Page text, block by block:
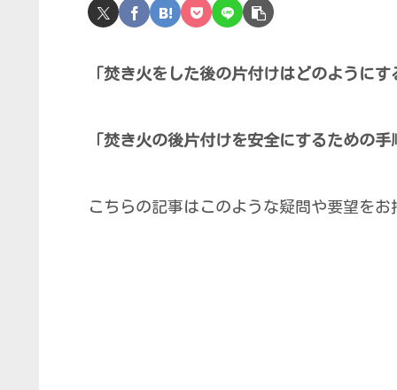
「焚き火をした後の片付けはどのように
「焚き火の後片付けを安全にするための
こちらの記事はこのような疑問や要望を